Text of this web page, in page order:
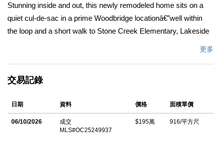
Stunning inside and out, this newly remodeled home sits on a
quiet cul-de-sac in a prime Woodbridge locationâ€”well within
the loop and a short walk to Stone Creek Elementary, Lakeside
landscaping with new sprinklers and drip system, new windows,
abundant natural light, high ceilings, and a modern design. The
first floor boasts new wide-plank flooring, new paint,
baseboards, window casings, recessed lighting, and newer
更多
交易記錄
日期 資料 價格 面積單價
06/10/2026
成交
MLS#OC25249937
$195萬 916/平方尺